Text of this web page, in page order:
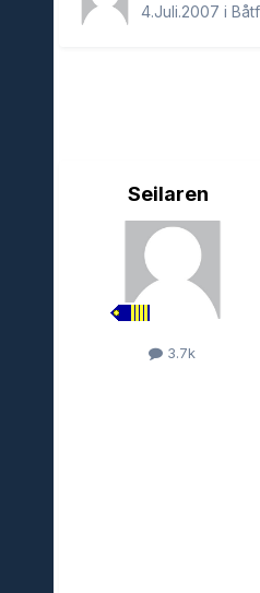
4.Juli.2007 i
Seilaren
3.7k